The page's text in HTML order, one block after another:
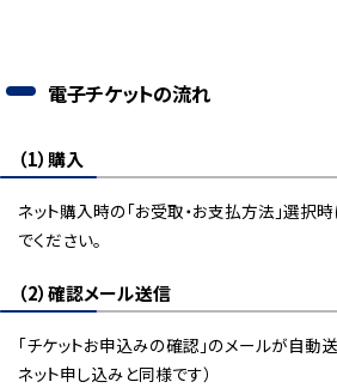
電子チケットの流れ
（1）購入
ネット購入時の「お受取・お支払方法」選択時
でください。
（2）確認メール送信
「チケットお申込みの確認」のメールが自動
ネット申し込みと同様です）